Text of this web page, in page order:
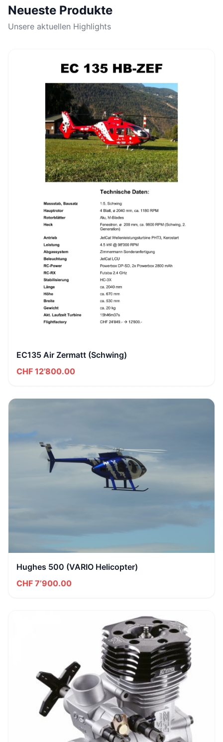
Neueste Produkte
Unsere aktuellen Highlights
EC135 Air Zermatt (Schwing)
CHF 12’800.00
Hughes 500 (VARIO Helicopter)
CHF 7’900.00